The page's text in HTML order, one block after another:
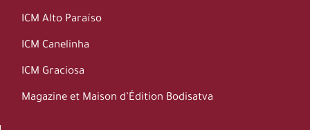
ICM Alto Paraíso
ICM Canelinha
ICM Graciosa
Magazine et Maison d’Édition Bodisatva